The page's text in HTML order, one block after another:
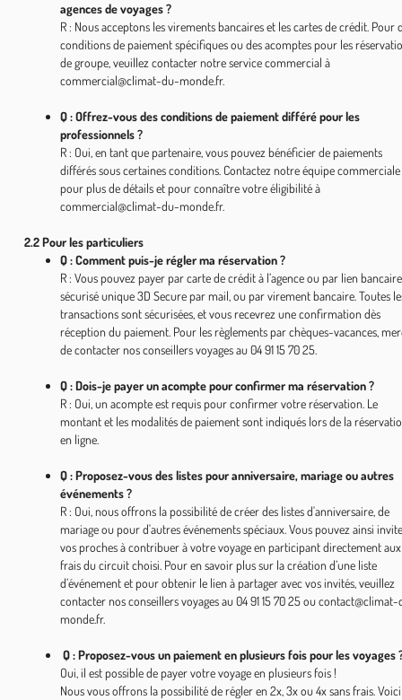
agences de voyages ?
R : Nous acceptons les virements bancaires et les cartes de crédit. Pour
conditions de paiement spécifiques ou des acomptes pour les
de groupe, veuillez contacter notre service commercial à
commercial@climat-du-monde.fr.
Q : Offrez-vous des conditions de paiement différé pour les
professionnels ?
R : Oui, en tant que partenaire, vous pouvez bénéficier de paiements
différés sous certaines conditions. Contactez notre équipe commerciale
pour plus de détails et pour connaître votre éligibilité à
commercial@climat-du-monde.fr.
2.2 Pour les particuliers
Q : Comment puis-je régler ma réservation ?
R : Vous pouvez payer par carte de crédit à l’agence ou par lien bancaire
sécurisé unique 3D Secure par mail, ou par virement bancaire. Toutes
transactions sont sécurisées, et vous recevrez une confirmation dès
réception du paiement. Pour les règlements par chèques-vacances,
de contacter nos conseillers voyages au 04 91 15 70 25.
Q : Dois-je payer un acompte pour confirmer ma réservation ?
R : Oui, un acompte est requis pour confirmer votre réservation. Le
montant et les modalités de paiement sont indiqués lors de la
en ligne.
Q : Proposez-vous des listes pour anniversaire, mariage ou autres
événements ?
R : Oui, nous offrons la possibilité de créer des listes d'anniversaire, de
mariage ou pour d'autres événements spéciaux. Vous pouvez ainsi
vos proches à contribuer à votre voyage en participant directement aux
frais du circuit choisi. Pour en savoir plus sur la création d’une liste
d’événement et pour obtenir le lien à partager avec vos invités, veuillez
contacter nos conseillers voyages au 04 91 15 70 25 ou
monde.fr.
Q : Proposez-vous un paiement en plusieurs fois pour les voyages
Oui, il est possible de payer votre voyage en plusieurs fois !
Nous vous offrons la possibilité de régler en 2x, 3x ou 4x sans frais.